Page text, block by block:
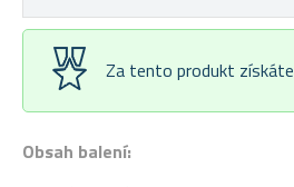
Obsah balení:
Za tento produkt získáte